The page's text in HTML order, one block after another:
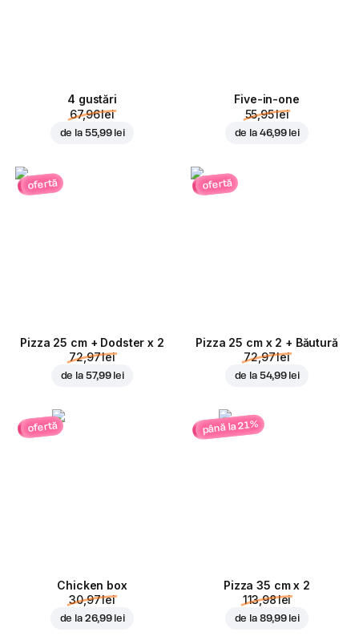
4 gustări
67,96 lei
de la 55,99 lei
Five-in-one
55,95 lei
de la 46,99 lei
ofertă
Pizza 25 cm + Dodster x 2
72,97 lei
de la 57,99 lei
ofertă
Pizza 25 cm x 2 + Băutură
72,97 lei
de la 54,99 lei
ofertă
Chicken box
30,97 lei
de la 26,99 lei
până la 21%
Pizza 35 cm x 2
113,98 lei
de la 89,99 lei